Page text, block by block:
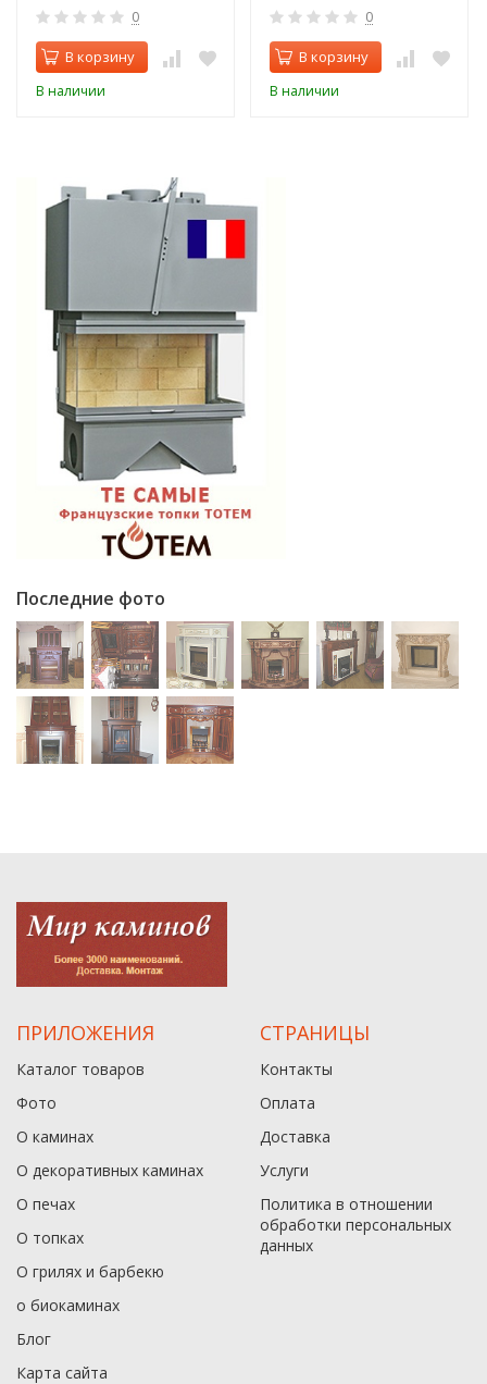
0
В корзину
В наличии
0
В корзину
В наличии
Последние фото
ПРИЛОЖЕНИЯ
Каталог товаров
Фото
О каминах
О декоративных каминах
О печах
О топках
О грилях и барбекю
о биокаминах
Блог
Карта сайта
СТРАНИЦЫ
Контакты
Оплата
Доставка
Услуги
Политика в отношении
обработки персональных
данныx